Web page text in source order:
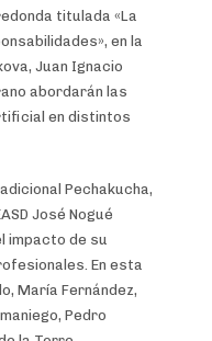
titulada «La
en la
Juan Ignacio
abordarán las
en distintos
Pechakucha,
José Nogué
impacto de su
En esta
María Fernández,
Pedro